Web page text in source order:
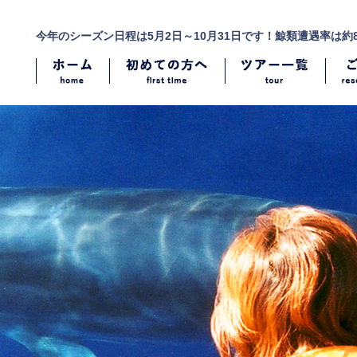
今年のシーズン日程は5月2日～10月31日です！鯨類遭遇率は約